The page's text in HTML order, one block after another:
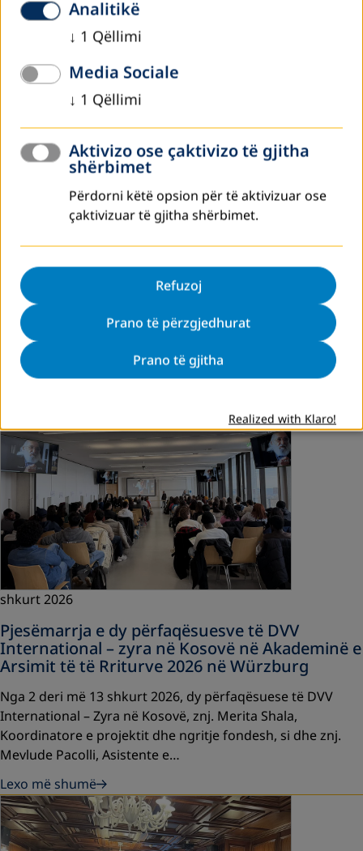
Punëtoria e Rrjetit ALE NK: Planifikimi
Strategjik dhe Formalizimi i Rrjetit
Më 24–25 mars 2026, në Hotel Sirius në Prishtinë, u mbajt
punëtoria dyditore e Rrjetit joformal për Arsimin dhe
Edukimin e të Rriturve në Kosovë (ALE NK).
Lexo më shumë
shkurt 2026
Pjesëmarrja e dy përfaqësuesve të DVV
International – zyra në Kosovë në Akademinë e
Arsimit të të Rriturve 2026 në Würzburg
Nga 2 deri më 13 shkurt 2026, dy përfaqësuese të DVV
International – Zyra në Kosovë, znj. Merita Shala,
Koordinatore e projektit dhe ngritje fondesh, si dhe znj.
Mevlude Pacolli, Asistente e…
Lexo më shumë
Analitikë
↓ 1 Qëllimi
Media Sociale
↓ 1 Qëllimi
Aktivizo ose çaktivizo të gjitha
shërbimet
Përdorni këtë opsion për të aktivizuar ose
çaktivizuar të gjitha shërbimet.
Refuzoj
Prano të përzgjedhurat
Prano të gjitha
Realized with Klaro!